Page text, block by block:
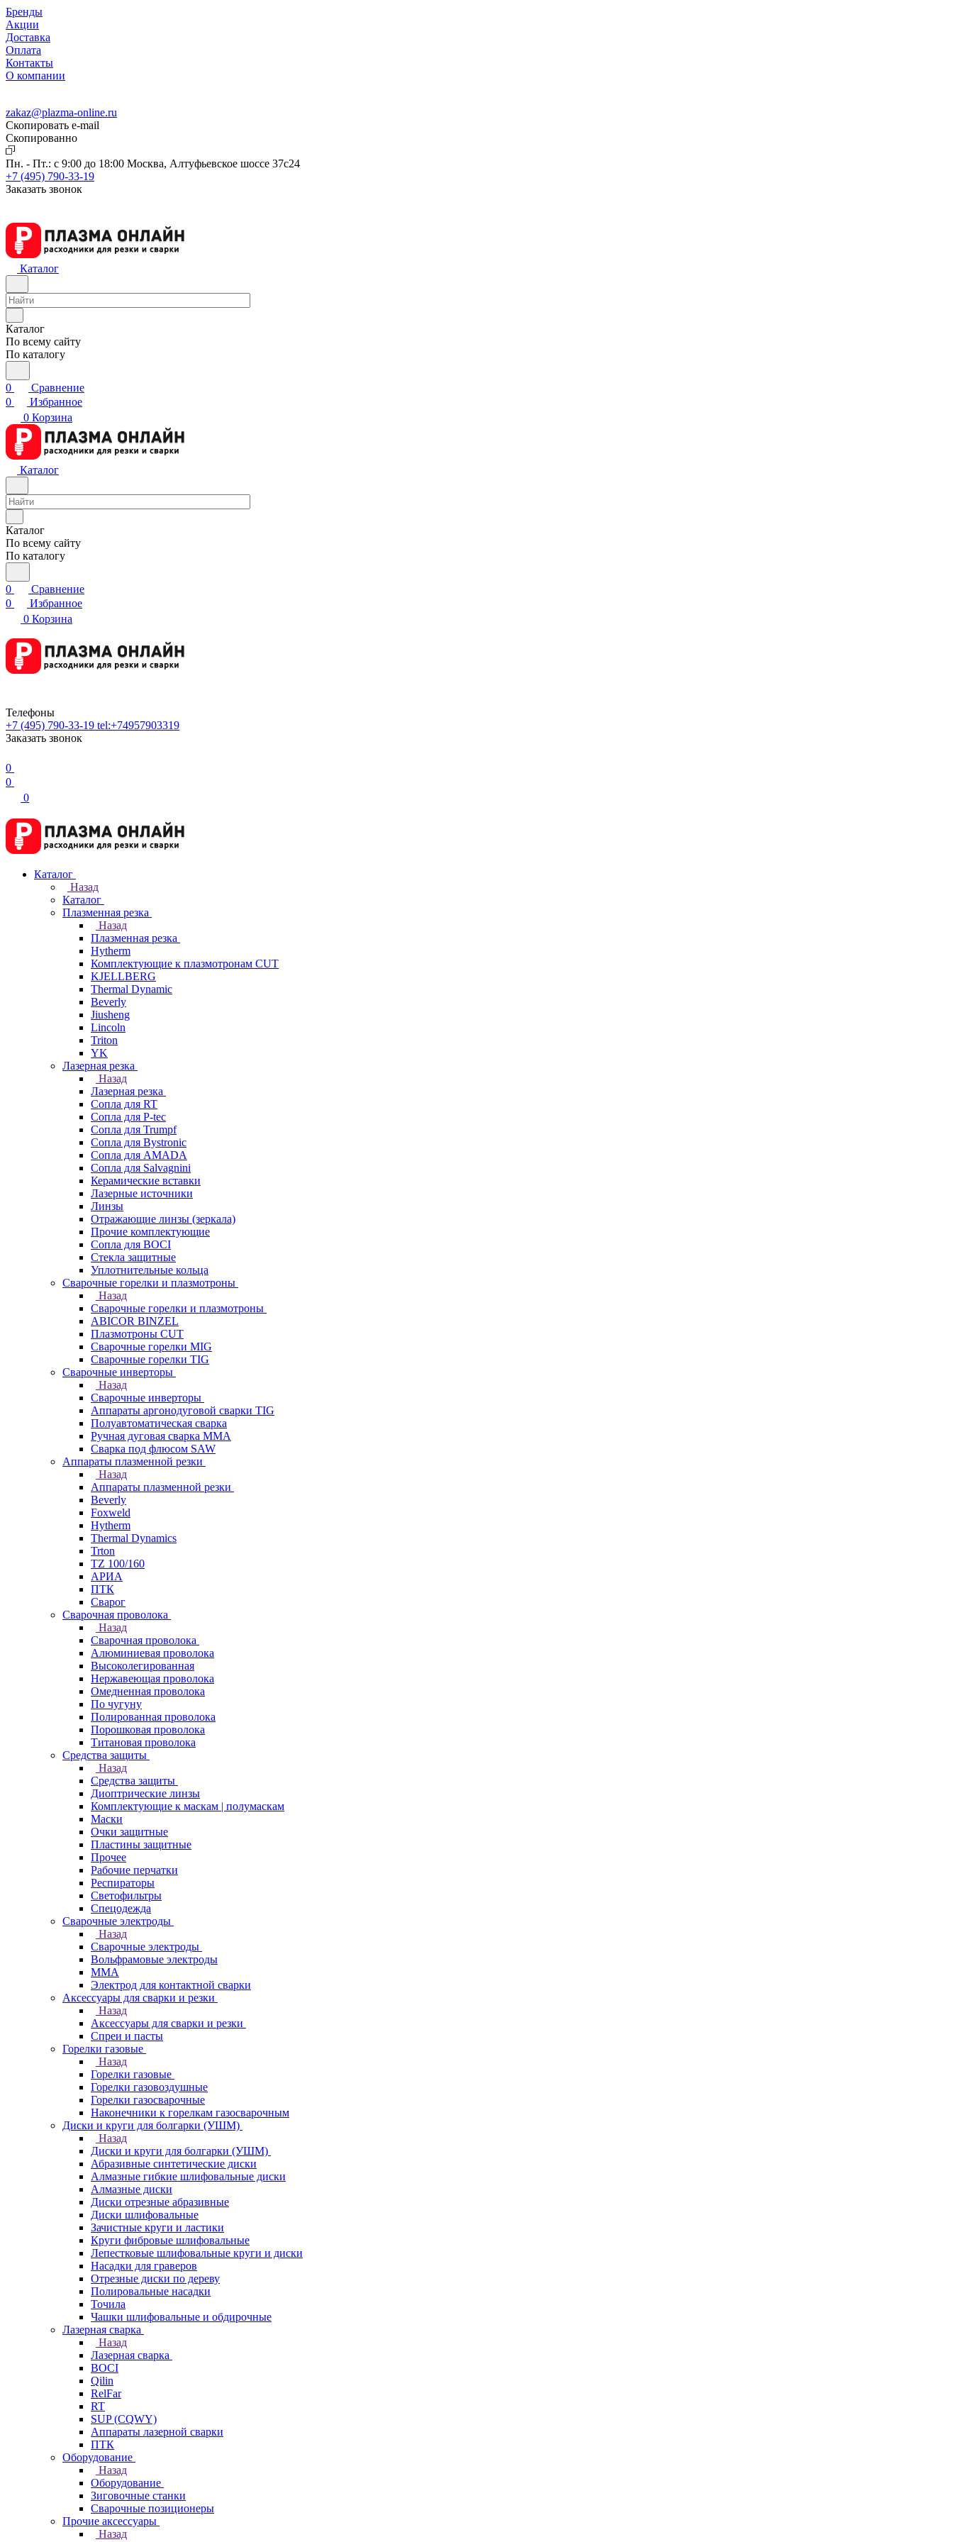
Бренды
Акции
Доставка
Оплата
Контакты
О компании
zakaz@plazma-online.ru
Скопировать e-mail
Cкопированно
Пн. - Пт.: с 9:00 до 18:00 Москва, Алтуфьевское шоссе 37с24
+7 (495) 790-33-19
Заказать звонок
Каталог
Каталог
По всему сайту
По каталогу
0
Сравнение
0
Избранное
0 Корзина
Каталог
Каталог
По всему сайту
По каталогу
0
Сравнение
0
Избранное
0 Корзина
Телефоны
+7 (495) 790-33-19 tel:+74957903319
Заказать звонок
0
0
0
Каталог
Назад
Каталог
Плазменная резка
Назад
Плазменная резка
Hytherm
Комплектующие к плазмотронам CUT
KJELLBERG
Thermal Dynamic
Beverly
Jiusheng
Lincoln
Triton
YK
Лазерная резка
Назад
Лазерная резка
Сопла для RT
Сопла для P-tec
Сопла для Trumpf
Сопла для Bystronic
Сопла для AMADA
Сопла для Salvagnini
Керамические вставки
Лазерные источники
Линзы
Отражающие линзы (зеркала)
Прочие комплектующие
Сопла для BOCI
Стекла защитные
Уплотнительные кольца
Сварочные горелки и плазмотроны
Назад
Сварочные горелки и плазмотроны
ABICOR BINZEL
Плазмотроны CUT
Сварочные горелки MIG
Сварочные горелки TIG
Сварочные инверторы
Назад
Сварочные инверторы
Аппараты аргонодуговой сварки TIG
Полуавтоматическая сварка
Ручная дуговая сварка MMA
Сварка под флюсом SAW
Аппараты плазменной резки
Назад
Аппараты плазменной резки
Beverly
Foxweld
Hytherm
Thermal Dynamics
Trton
TZ 100/160
АРИА
ПТК
Сварог
Сварочная проволока
Назад
Сварочная проволока
Алюминиевая проволока
Высоколегированная
Нержавеющая проволока
Омедненная проволока
По чугуну
Полированная проволока
Порошковая проволока
Титановая проволока
Средства защиты
Назад
Средства защиты
Диоптрические линзы
Комплектующие к маскам | полумаскам
Маски
Очки защитные
Пластины защитные
Прочее
Рабочие перчатки
Респираторы
Светофильтры
Спецодежда
Сварочные электроды
Назад
Сварочные электроды
Вольфрамовые электроды
ММА
Электрод для контактной сварки
Аксессуары для сварки и резки
Назад
Аксессуары для сварки и резки
Спреи и пасты
Горелки газовые
Назад
Горелки газовые
Горелки газовоздушные
Горелки газосварочные
Наконечники к горелкам газосварочным
Диски и круги для болгарки (УШМ)
Назад
Диски и круги для болгарки (УШМ)
Абразивные синтетические диски
Алмазные гибкие шлифовальные диски
Алмазные диски
Диски отрезные абразивные
Диски шлифовальные
Зачистные круги и ластики
Круги фибровые шлифовальные
Лепестковые шлифовальные круги и диски
Насадки для граверов
Отрезные диски по дереву
Полировальные насадки
Точила
Чашки шлифовальные и обдирочные
Лазерная сварка
Назад
Лазерная сварка
BOCI
Qilin
RelFar
RT
SUP (CQWY)
Аппараты лазерной сварки
ПТК
Оборудование
Назад
Оборудование
Зиговочные станки
Сварочные позиционеры
Прочие аксессуары
Назад